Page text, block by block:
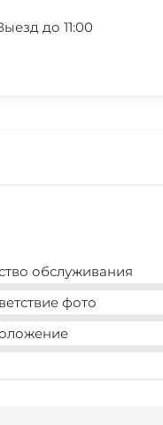
Отопление
до 11:00
обслуживания
фото